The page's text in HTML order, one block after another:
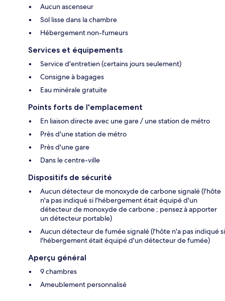
Aucun ascenseur
Sol lisse dans la chambre
Hébergement non-fumeurs
Services et équipements
Service d'entretien (certains jours seulement)
Consigne à bagages
Eau minérale gratuite
Points forts de l'emplacement
En liaison directe avec une gare / une station de métro
Près d'une station de métro
Près d'une gare
Dans le centre-ville
Dispositifs de sécurité
Aucun détecteur de monoxyde de carbone signalé (l'hôte
n'a pas indiqué si l'hébergement était équipé d'un
détecteur de monoxyde de carbone ; pensez à apporter
un détecteur portable)
Aucun détecteur de fumée signalé (l'hôte n'a pas indiqué si
l'hébergement était équipé d'un détecteur de fumée)
Aperçu général
9 chambres
Ameublement personnalisé